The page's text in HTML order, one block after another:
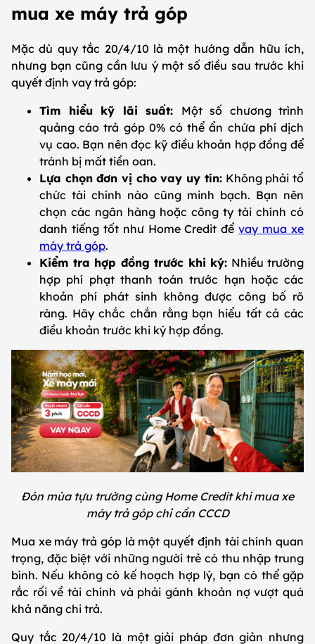
mua xe máy trả góp
Mặc dù quy tắc 20/4/10 là một hướng dẫn hữu ích,
nhưng bạn cũng cần lưu ý một số điều sau trước khi
quyết định vay trả góp:
Tìm hiểu kỹ lãi suất: Một số chương trình
quảng cáo trả góp 0% có thể ẩn chứa phí dịch
vụ cao. Bạn nên đọc kỹ điều khoản hợp đồng để
tránh bị mất tiền oan.
Lựa chọn đơn vị cho vay uy tín:Không phải tổ
chức tài chính nào cũng minh bạch. Bạn nên
chọn các ngân hàng hoặc công ty tài chính có
danh tiếng tốt như Home Credit đểvay mua xe
máy trả góp.
Kiểm tra hợp đồng trước khi ký: Nhiều trường
hợp phí phạt thanh toán trước hạn hoặc các
khoản phí phát sinh không được công bố rõ
ràng. Hãy chắc chắn rằng bạn hiểu tất cả các
điều khoản trước khi ký hợp đồng.
Đón mùa tựu trường cùng Home Credit khi mua xe
máy trả góp chỉ cần CCCD
Mua xe máy trả góp là một quyết định tài chính quan
trọng, đặc biệt với những người trẻ có thu nhập trung
bình. Nếu không có kế hoạch hợp lý, bạn có thể gặp
rắc rối về tài chính và phải gánh khoản nợ vượt quá
khả năng chi trả.
Quy tắc 20/4/10 là một giải pháp đơn giản nhưng